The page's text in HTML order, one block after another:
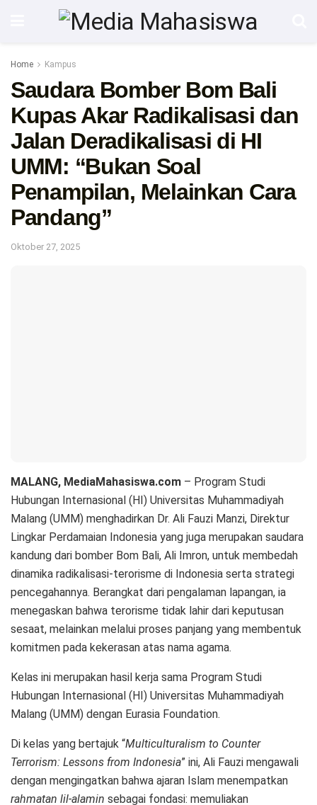
Home Kampus
Saudara Bomber Bom Bali
Kupas Akar Radikalisasi dan
Jalan Deradikalisasi di HI
UMM: “Bukan Soal
Penampilan, Melainkan Cara
Pandang”
Oktober 27, 2025
MALANG, MediaMahasiswa.com – Program Studi
Hubungan Internasional (HI) Universitas Muhammadiyah
Malang (UMM) menghadirkan Dr. Ali Fauzi Manzi, Direktur
Lingkar Perdamaian Indonesia yang juga merupakan saudara
kandung dari bomber Bom Bali, Ali Imron, untuk membedah
dinamika radikalisasi-terorisme di Indonesia serta strategi
pencegahannya. Berangkat dari pengalaman lapangan, ia
menegaskan bahwa terorisme tidak lahir dari keputusan
sesaat, melainkan melalui proses panjang yang membentuk
komitmen pada kekerasan atas nama agama.
Kelas ini merupakan hasil kerja sama Program Studi
Hubungan Internasional (HI) Universitas Muhammadiyah
Malang (UMM) dengan Eurasia Foundation.
Di kelas yang bertajuk “Multiculturalism to Counter
Terrorism: Lessons from Indonesia” ini, Ali Fauzi mengawali
dengan mengingatkan bahwa ajaran Islam menempatkan
rahmatan lil-alamin sebagai fondasi: memuliakan